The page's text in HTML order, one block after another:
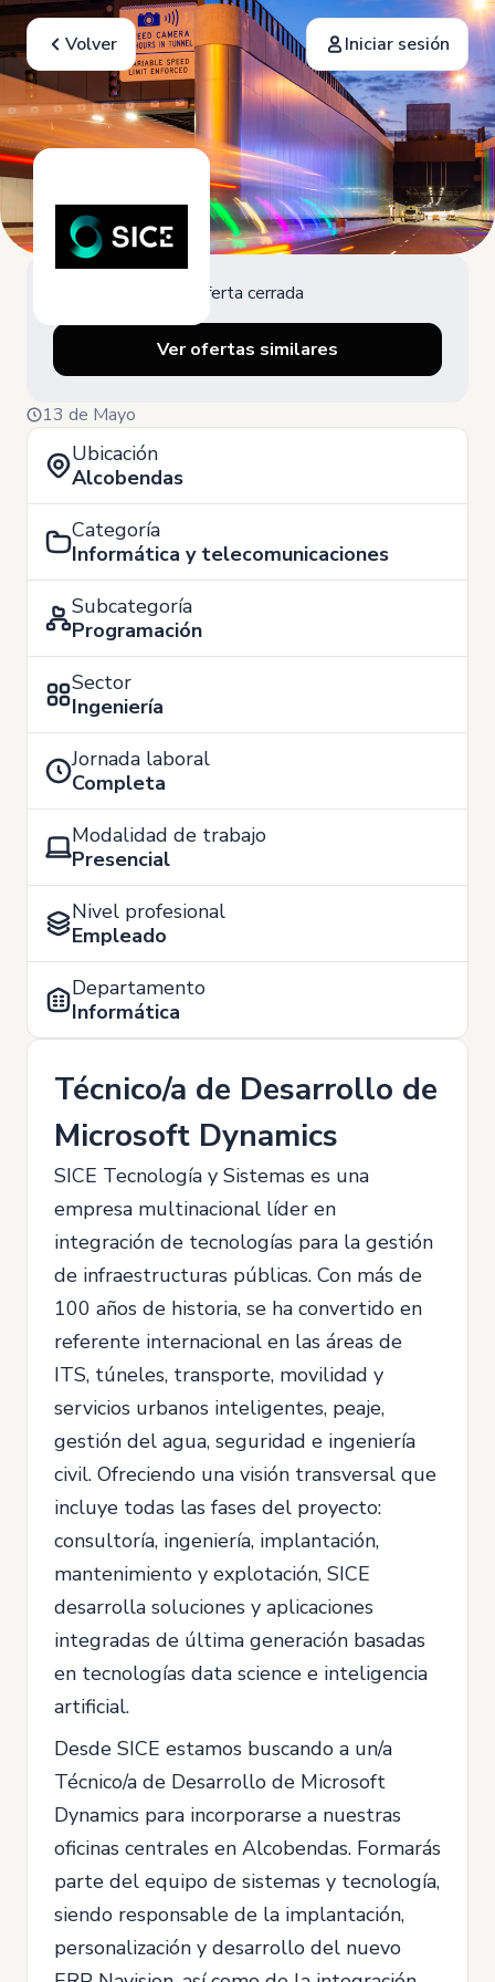
Volver Iniciar sesión
Oferta cerrada
Ver ofertas similares
13 de Mayo
Ubicación
Alcobendas
Categoría
Informática y telecomunicaciones
Subcategoría
Programación
Sector
Ingeniería
Jornada laboral
Completa
Modalidad de trabajo
Presencial
Nivel profesional
Empleado
Departamento
Informática
Técnico/a de Desarrollo de
Microsoft Dynamics
SICE Tecnología y Sistemas es una
empresa multinacional líder en
integración de tecnologías para la gestión
de infraestructuras públicas. Con más de
100 años de historia, se ha convertido en
referente internacional en las áreas de
ITS, túneles, transporte, movilidad y
servicios urbanos inteligentes, peaje,
gestión del agua, seguridad e ingeniería
civil. Ofreciendo una visión transversal que
incluye todas las fases del proyecto:
consultoría, ingeniería, implantación,
mantenimiento y explotación, SICE
desarrolla soluciones y aplicaciones
integradas de última generación basadas
en tecnologías data science e inteligencia
artificial.
Desde SICE estamos buscando a un/a
Técnico/a de Desarrollo de Microsoft
Dynamics para incorporarse a nuestras
oficinas centrales en Alcobendas. Formarás
parte del equipo de sistemas y tecnología,
siendo responsable de la implantación,
personalización y desarrollo del nuevo